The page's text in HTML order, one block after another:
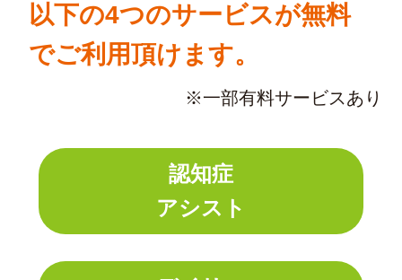
以下の4つのサービスが無料
でご利用頂けます。
※一部有料サービスあり
認知症
アシスト